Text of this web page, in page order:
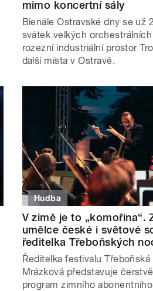
mimo koncertní sály
Bienále Ostravské dny se už
svátek velkých
rozezní industriální prostor
další místa v Ostravě.
Hudba
V zimě je to „komořina“.
umělce české i světové
ředitelka Třeboňských
Ředitelka festivalu
Mrázková představuje
program zimního